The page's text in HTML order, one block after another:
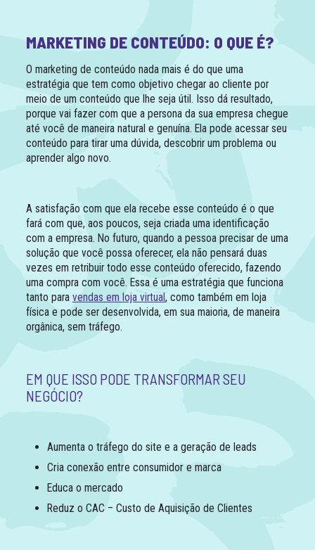
MARKETING DE CONTEÚDO: O QUE É?
O marketing de conteúdo nada mais é do que uma
estratégia que tem como objetivo chegar ao cliente por
meio de um conteúdo que lhe seja útil. Isso dá resultado,
porque vai fazer com que a persona da sua empresa chegue
até você de maneira natural e genuína. Ela pode acessar seu
conteúdo para tirar uma dúvida, descobrir um problema ou
aprender algo novo.
A satisfação com que ela recebe esse conteúdo é o que
fará com que, aos poucos, seja criada uma identificação
com a empresa. No futuro, quando a pessoa precisar de uma
solução que você possa oferecer, ela não pensará duas
vezes em retribuir todo esse conteúdo oferecido, fazendo
uma compra com você. Essa é uma estratégia que funciona
tanto para vendas em loja virtual, como também em loja
física e pode ser desenvolvida, em sua maioria, de maneira
orgânica, sem tráfego.
EM QUE ISSO PODE TRANSFORMAR SEU
NEGÓCIO?
Aumenta o tráfego do site e a geração de leads
Cria conexão entre consumidor e marca
Educa o mercado
Reduz o CAC – Custo de Aquisição de Clientes